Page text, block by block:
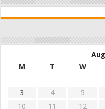
M
T W
3
4 5
10
11 12